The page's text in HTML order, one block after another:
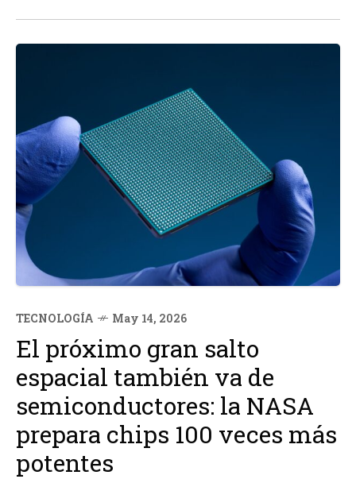
TECNOLOGÍA May 14, 2026
El próximo gran salto
espacial también va de
semiconductores: la NASA
prepara chips 100 veces más
potentes